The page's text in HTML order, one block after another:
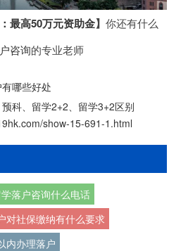
最高50万元资助金】 你还有什么
咨询的专业老师
有哪些好处
科、留学2+2、留学3+2区别
show-15-691-1.html
学落户咨询什么电话
对社保缴纳有什么要求
内办理落户